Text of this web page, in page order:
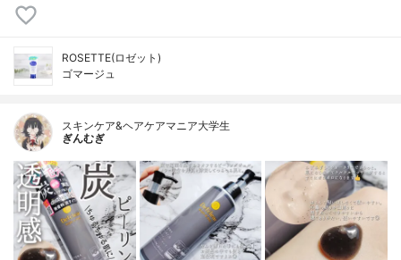
ROSETTE(ロゼット)
ゴマージュ
スキンケア&ヘアケアマニア大学生
ぎんむぎ